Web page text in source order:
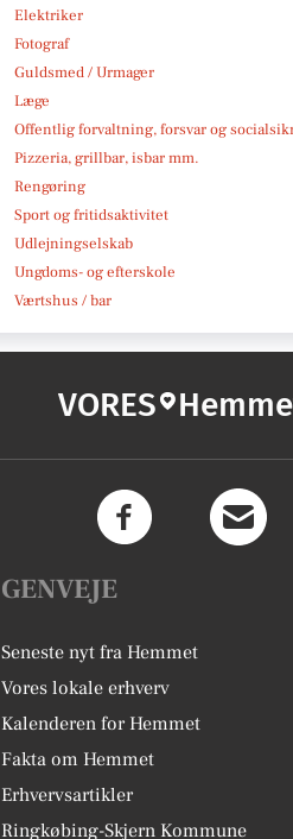
Elektriker
Fotograf
Guldsmed / Urmager
Læge
Offentlig forvaltning, forsvar og
Pizzeria, grillbar, isbar mm.
Rengøring
Sport og fritidsaktivitet
Udlejningselskab
Ungdoms- og efterskole
Værtshus / bar
VORES
GENVEJE
Seneste nyt fra Hemmet
Vores lokale erhverv
Kalenderen for Hemmet
Fakta om Hemmet
Erhvervsartikler
Ringkøbing-Skjern Kommune